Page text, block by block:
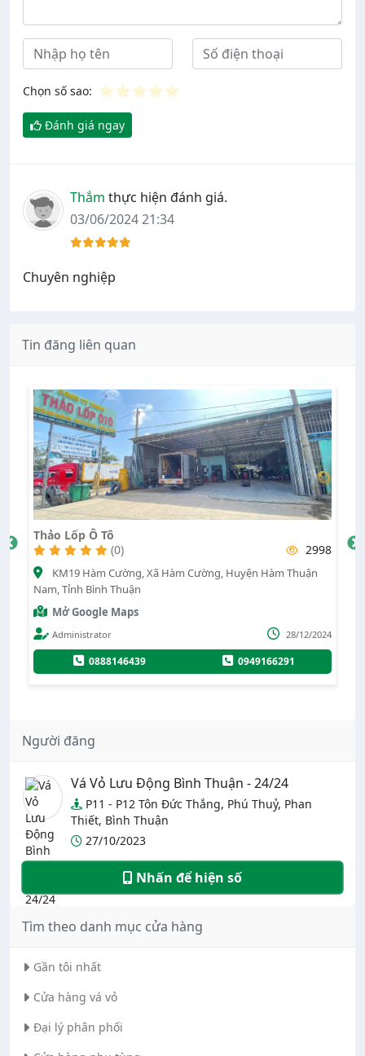
Chọn số sao: ⭐⭐⭐⭐⭐
Đánh giá ngay
Thắm thực hiện đánh giá.
03/06/2024 21:34
Chuyên nghiệp
Tin đăng liên quan
2998
Hàm Thuận
28/12/2024
QL 1A, Xã Bình Tân, Huyện Bắc Bình, Tỉnh Bình
Mở Google Maps
Người đăng
Vá Vỏ Lưu Động Bình Thuận - 24/24
P11 - P12 Tôn Đức Thắng, Phú Thuỷ, Phan
Thiết, Bình Thuận
27/10/2023
Nhấn để hiện số
Tìm theo danh mục cửa hàng
Gần tôi nhất
Cửa hàng vá vỏ
Đại lý phân phối